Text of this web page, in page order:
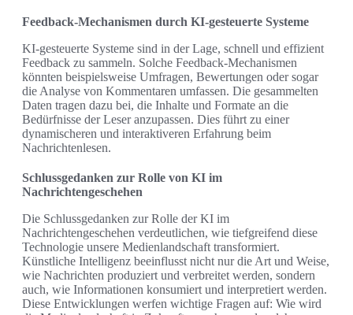
Feedback-Mechanismen durch KI-gesteuerte Systeme
KI-gesteuerte Systeme sind in der Lage, schnell und effizient
Feedback zu sammeln. Solche Feedback-Mechanismen
könnten beispielsweise Umfragen, Bewertungen oder sogar
die Analyse von Kommentaren umfassen. Die gesammelten
Daten tragen dazu bei, die Inhalte und Formate an die
Bedürfnisse der Leser anzupassen. Dies führt zu einer
dynamischeren und interaktiveren Erfahrung beim
Nachrichtenlesen.
Schlussgedanken zur Rolle von KI im
Nachrichtengeschehen
Die Schlussgedanken zur Rolle der KI im
Nachrichtengeschehen verdeutlichen, wie tiefgreifend diese
Technologie unsere Medienlandschaft transformiert.
Künstliche Intelligenz beeinflusst nicht nur die Art und Weise,
wie Nachrichten produziert und verbreitet werden, sondern
auch, wie Informationen konsumiert und interpretiert werden.
Diese Entwicklungen werfen wichtige Fragen auf: Wie wird